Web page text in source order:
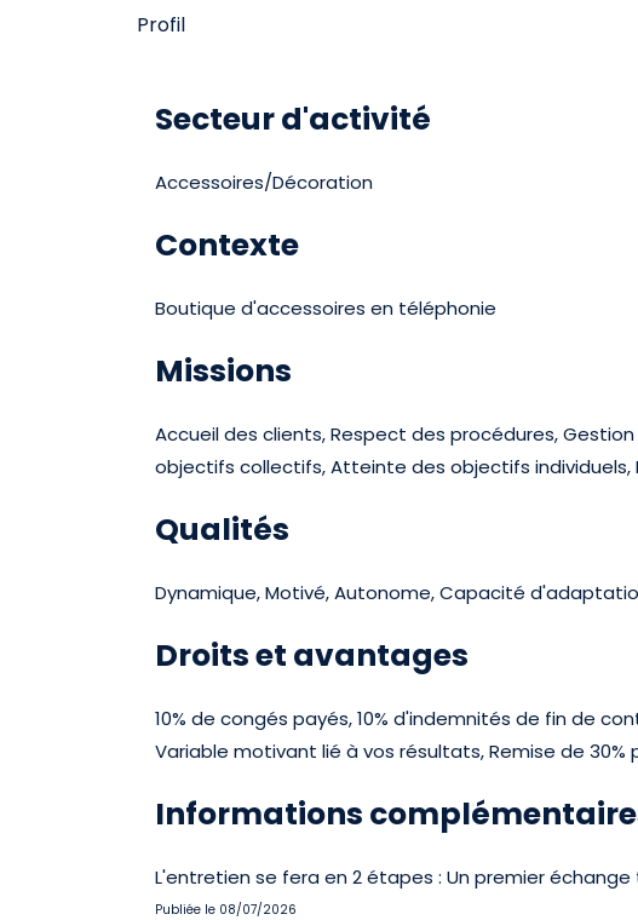
Profil
Secteur d'activité
Accessoires/Décoration
Contexte
Boutique d'accessoires en téléphonie
Missions
Accueil des clients, Respect des procédures,
objectifs collectifs, Atteinte des objectifs individuels,
Qualités
Dynamique, Motivé, Autonome, Capacité
Droits et avantages
10% de congés payés, 10% d'indemnités de fin de
Variable motivant lié à vos résultats, Remise de 30%
Informations
L'entretien se fera en 2 étapes : Un premier
Publiée le 08/07/2026